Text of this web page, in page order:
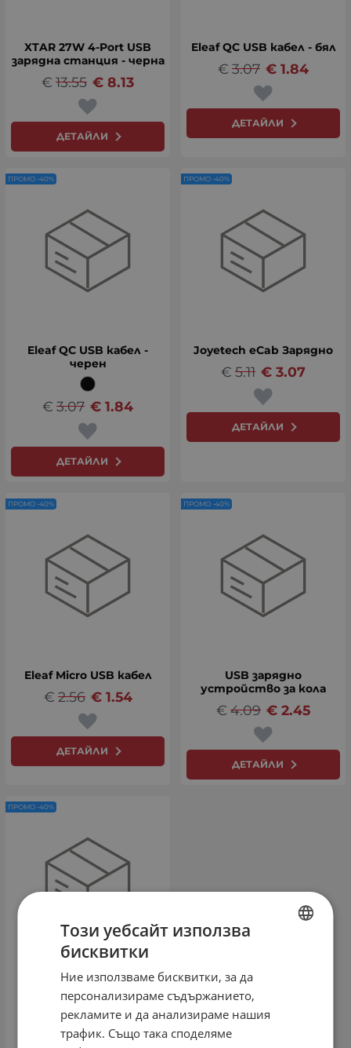
XTAR 27W 4-Port USB
зарядна станция - черна
13.55
€ 8.13
€
ДЕТАЙЛИ
Eleaf QC USB кабел - бял
3.07
€ 1.84
€
ДЕТАЙЛИ
Eleaf QC USB кабел -
черен
3.07
€ 1.84
€
ДЕТАЙЛИ
ПРОМО -40%
Joyetech eCab Зарядно
5.11
€ 3.07
€
ДЕТАЙЛИ
ПРОМО -40%
Eleaf Micro USB кабел
2.56
€ 1.54
€
ДЕТАЙЛИ
ПРОМО -40%
USB зарядно
устройство за кола
4.09
€ 2.45
€
ДЕТАЙЛИ
ПРОМО -40%
Avatar QC 2.0 бързо
зареждащо зарядно -
бяло
10.23 6.14
ПРОМО -40%
Този уебсайт използва
бисквитки
Ние използваме бисквитки, за да
персонализираме съдържанието,
рекламите и да анализираме нашия
трафик. Също така споделяме